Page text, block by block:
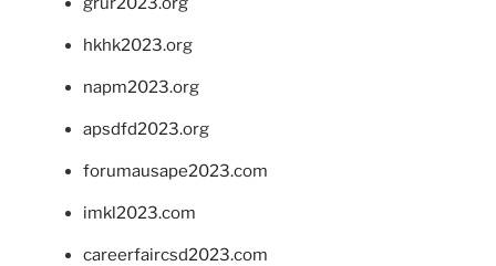
hkhk2023.org
napm2023.org
apsdfd2023.org
forumausape2023.com
imkl2023.com
careerfaircsd2023.com